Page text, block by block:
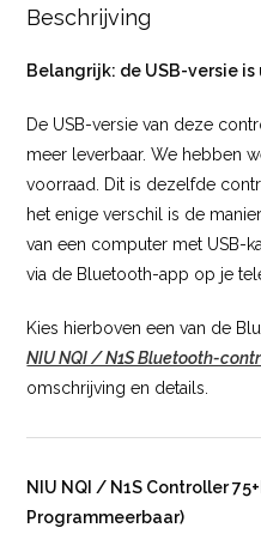
Beschrijving
Belangrijk: de USB-versie
De USB-versie van deze
meer leverbaar. We hebben
voorraad. Dit is dezelfde
het enige verschil is de
van een computer met USB-
via de Bluetooth-app op je
Kies hierboven een van de
NIU NQI / N1S Bluetooth-
omschrijving en details.
NIU NQI / N1S Controller
Programmeerbaar)